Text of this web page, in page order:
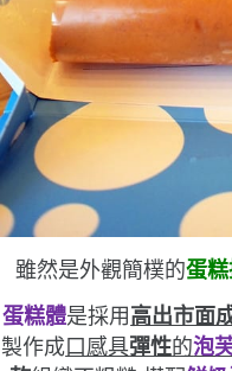
雖然是外觀簡樸的蛋
蛋糕體是採用 高出市面
製作成口感具彈性的泡